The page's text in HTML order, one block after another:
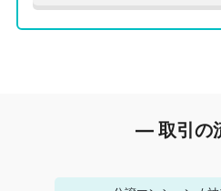
― 取引の